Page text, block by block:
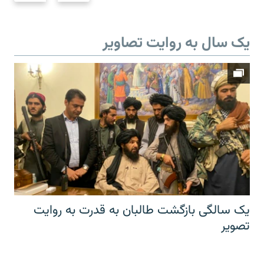
یک سال به روایت تصاویر
یک سالگی بازگشت طالبان به قدرت به روایت
تصویر